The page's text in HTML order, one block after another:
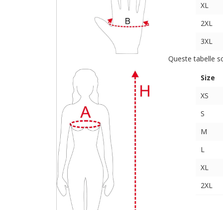
XL
2XL
3XL
Queste tabelle
Size
XS
S
M
L
XL
2XL